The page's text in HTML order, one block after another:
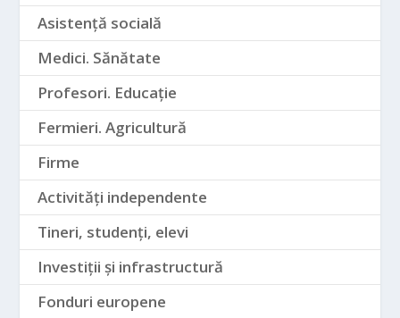
Asistență socială
Medici. Sănătate
Profesori. Educație
Fermieri. Agricultură
Firme
Activități independente
Tineri, studenți, elevi
Investiții și infrastructură
Fonduri europene